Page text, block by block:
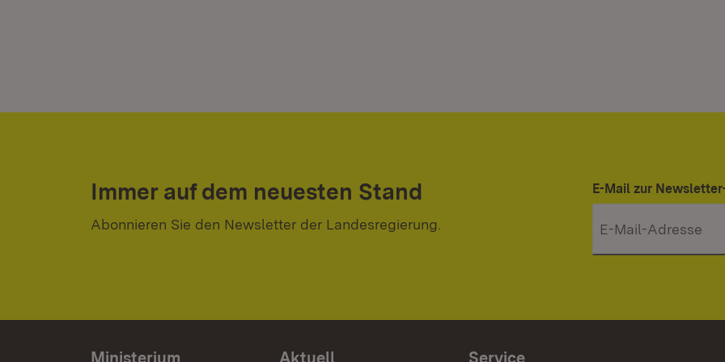
Immer auf dem neuesten Stand
Abonnieren Sie den Newsletter der Landesregierung.
E-Mail zur
Ministerium Aktuell Service